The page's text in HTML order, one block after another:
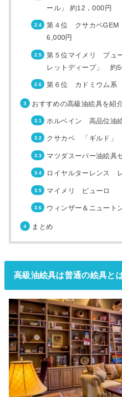
ール」 約12，000円
第４位 クサカベGEM
6,000円
第５位マイメリ プュ
レットディープ」 約
第６位 カドミウム系
おすすめの高級油絵具を紹
ホルベイン 高品位油
クサカベ 「ギルド」
マツダスーパー油絵具
ロイヤルターレンス
マイメリ ピューロ
ウィンザー＆ニュート
まとめ
高級油絵具は普通の絵具と